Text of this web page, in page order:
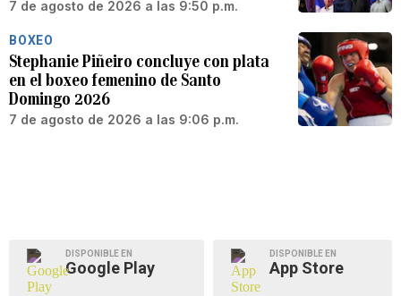
7 de agosto de 2026 a las 9:50 p.m.
BOXEO
Stephanie Piñeiro concluye con plata
en el boxeo femenino de Santo
Domingo 2026
7 de agosto de 2026 a las 9:06 p.m.
DISPONIBLE EN
Google Play
DISPONIBLE EN
App Store